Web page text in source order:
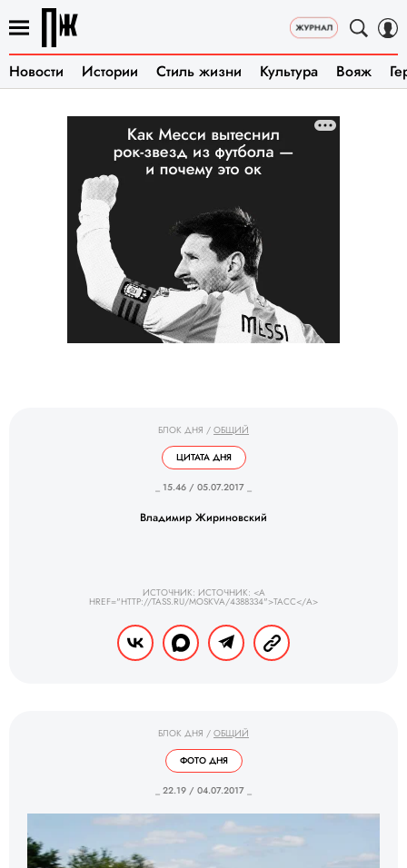
Новости Истории Стиль жизни Культура Вояж
БЛОК ДНЯ / ОБЩИЙ
ЦИТАТА ДНЯ
_ 15.46 / 05.07.2017 _
Владимир Жириновский
ИСТОЧНИК: ИСТОЧНИК: <A
HREF="HTTP://TASS.RU/MOSKVA/4388334">ТАСС</A>
БЛОК ДНЯ / ОБЩИЙ
ФОТО ДНЯ
_ 22.19 / 04.07.2017 _